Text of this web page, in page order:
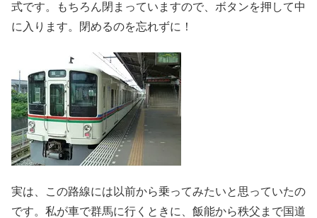
式です。もちろん閉まっていますので、ボタンを押して中
に入ります。閉めるのを忘れずに！
実は、この路線には以前から乗ってみたいと思っていたの
です。私が車で群馬に行くときに、飯能から秩父まで国道